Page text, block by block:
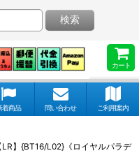
カート
検索
着商品 問い合わせ ご利用案内
LR】{BT16/L02}《ロイヤルパラデ